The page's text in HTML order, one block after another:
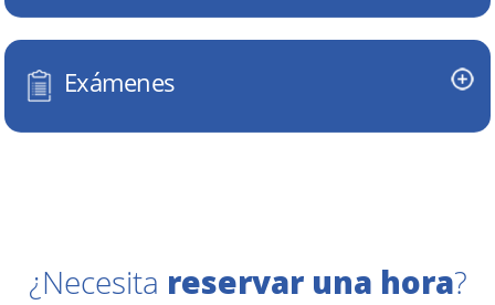
Exámenes
¿Necesita reservar una hora?